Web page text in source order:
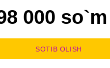
000 so`m
SOTIB OLISH